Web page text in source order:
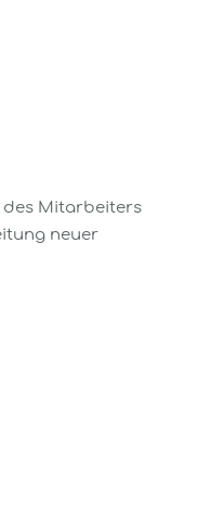
des Mitarbeiters
neuer